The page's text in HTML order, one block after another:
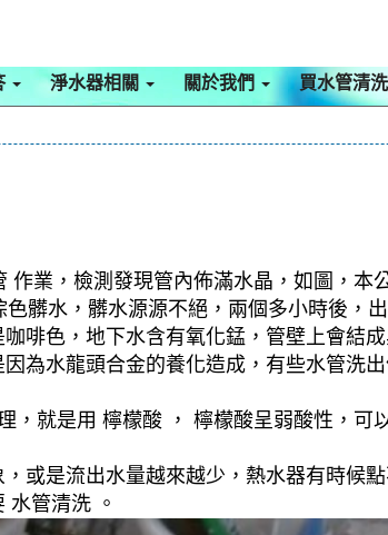
淨水器相關 關於我們 買水管清
業，檢測發現管內佈滿水晶，如圖，本
髒水，髒水源源不絕，兩個多小時後，
啡色，地下水含有氧化錳，管壁上會結
為水龍頭合金的養化造成，有些水管洗
就是用 檸檬酸 ， 檸檬酸呈弱酸性，
或是流出水量越來越少，熱水器有時候
管清洗 。